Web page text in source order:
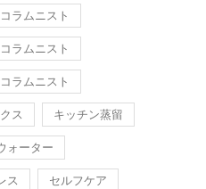
ラムニスト
ラムニスト
ラムニスト
ス キッチン蒸留
ォーター
ス セルフケア